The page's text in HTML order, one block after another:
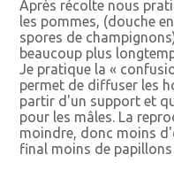
Après récolte nous
les pommes, (douche
spores de
beaucoup plus
Je pratique la «
permet de diffuser les
partir d'un support et
pour les mâles. La
moindre, donc moins
final moins de papillons